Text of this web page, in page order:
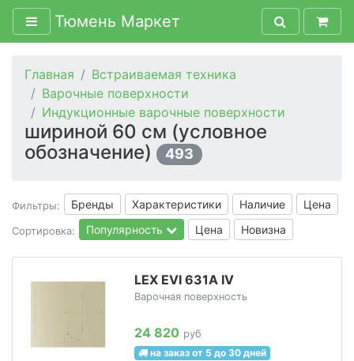
Тюмень Маркет
Главная
Встраиваемая техника
Варочные поверхности
Индукционные варочные поверхности
шириной 60 см (условное
обозначение)
493
Фильтры: Бренды Характеристики Наличие Цена
Сортировка: Популярность Цена Новизна
LEX EVI 631A IV
Варочная поверхность
24 820 руб
на заказ от 5 до 30 дней